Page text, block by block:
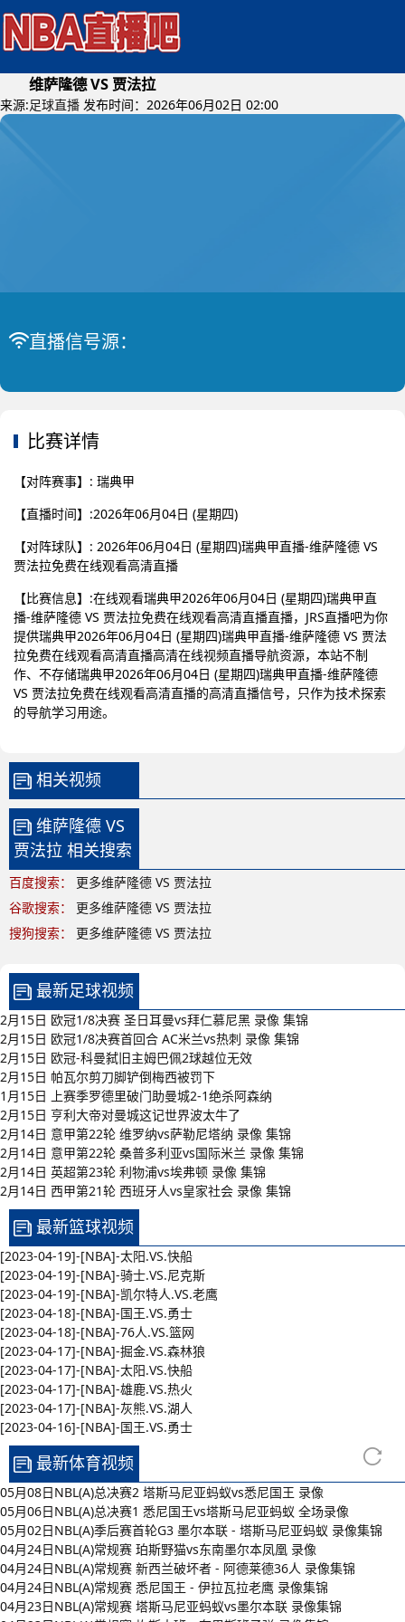
维萨隆德 VS 贾法拉
来源:足球直播 发布时间：2026年06月02日 02:00
直播信号源：
比赛详情
【对阵赛事】: 瑞典甲
【直播时间】:2026年06月04日 (星期四)
【对阵球队】: 2026年06月04日 (星期四)瑞典甲直播-维萨隆德 VS
贾法拉免费在线观看高清直播
【比赛信息】:在线观看瑞典甲2026年06月04日 (星期四)瑞典甲直
播-维萨隆德 VS 贾法拉免费在线观看高清直播直播，JRS直播吧为你
提供瑞典甲2026年06月04日 (星期四)瑞典甲直播-维萨隆德 VS 贾法
拉免费在线观看高清直播高清在线视频直播导航资源，本站不制
作、不存储瑞典甲2026年06月04日 (星期四)瑞典甲直播-维萨隆德
VS 贾法拉免费在线观看高清直播的高清直播信号，只作为技术探索
的导航学习用途。
相关视频
维萨隆德 VS
贾法拉 相关搜索
百度搜索：
更多维萨隆德 VS 贾法拉
谷歌搜索：
更多维萨隆德 VS 贾法拉
搜狗搜索：
更多维萨隆德 VS 贾法拉
最新足球视频
2月15日 欧冠1/8决赛 圣日耳曼vs拜仁慕尼黑 录像 集锦
2月15日 欧冠1/8决赛首回合 AC米兰vs热刺 录像 集锦
2月15日 欧冠-科曼弑旧主姆巴佩2球越位无效
2月15日 帕瓦尔剪刀脚铲倒梅西被罚下
1月15日 上赛季罗德里破门助曼城2-1绝杀阿森纳
2月15日 亨利大帝对曼城这记世界波太牛了
2月14日 意甲第22轮 维罗纳vs萨勒尼塔纳 录像 集锦
2月14日 意甲第22轮 桑普多利亚vs国际米兰 录像 集锦
2月14日 英超第23轮 利物浦vs埃弗顿 录像 集锦
2月14日 西甲第21轮 西班牙人vs皇家社会 录像 集锦
最新篮球视频
[2023-04-19]-[NBA]-太阳.VS.快船
[2023-04-19]-[NBA]-骑士.VS.尼克斯
[2023-04-19]-[NBA]-凯尔特人.VS.老鹰
[2023-04-18]-[NBA]-国王.VS.勇士
[2023-04-18]-[NBA]-76人.VS.篮网
[2023-04-17]-[NBA]-掘金.VS.森林狼
[2023-04-17]-[NBA]-太阳.VS.快船
[2023-04-17]-[NBA]-雄鹿.VS.热火
[2023-04-17]-[NBA]-灰熊.VS.湖人
[2023-04-16]-[NBA]-国王.VS.勇士
最新体育视频
05月08日NBL(A)总决赛2 塔斯马尼亚蚂蚁vs悉尼国王 录像
05月06日NBL(A)总决赛1 悉尼国王vs塔斯马尼亚蚂蚁 全场录像
05月02日NBL(A)季后赛首轮G3 墨尔本联 - 塔斯马尼亚蚂蚁 录像集锦
04月24日NBL(A)常规赛 珀斯野猫vs东南墨尔本凤凰 录像
04月24日NBL(A)常规赛 新西兰破坏者 - 阿德莱德36人 录像集锦
04月24日NBL(A)常规赛 悉尼国王 - 伊拉瓦拉老鹰 录像集锦
04月23日NBL(A)常规赛 塔斯马尼亚蚂蚁vs墨尔本联 录像集锦